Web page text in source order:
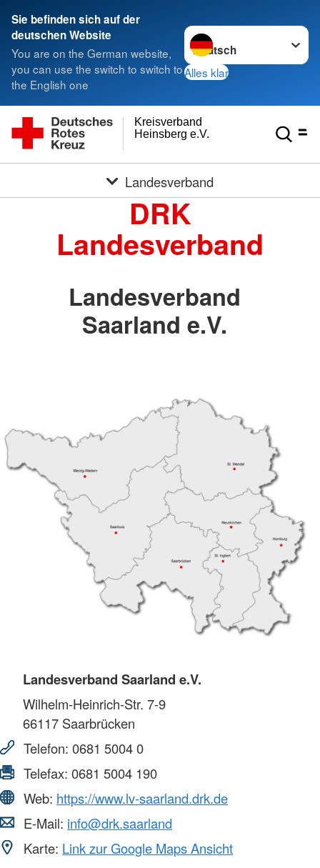
Sie befinden sich auf der
deutschen Website
You are on the German website,
you can use the switch to switch to
the English one
Sprache wechseln zu
Alles klar
Heinsberg e.V.
Kreisverband
Landesverband
DRK
Landesverband
Landesverband
Saarland e.V.
Landesverband Saarland e.V.
Wilhelm-Heinrich-Str. 7-9
66117 Saarbrücken
Telefon: 0681 5004 0
Telefax: 0681 5004 190
Web: https://www.lv-saarland.drk.de
E-Mail: info@drk.saarland
Karte: Link zur Google Maps Ansicht